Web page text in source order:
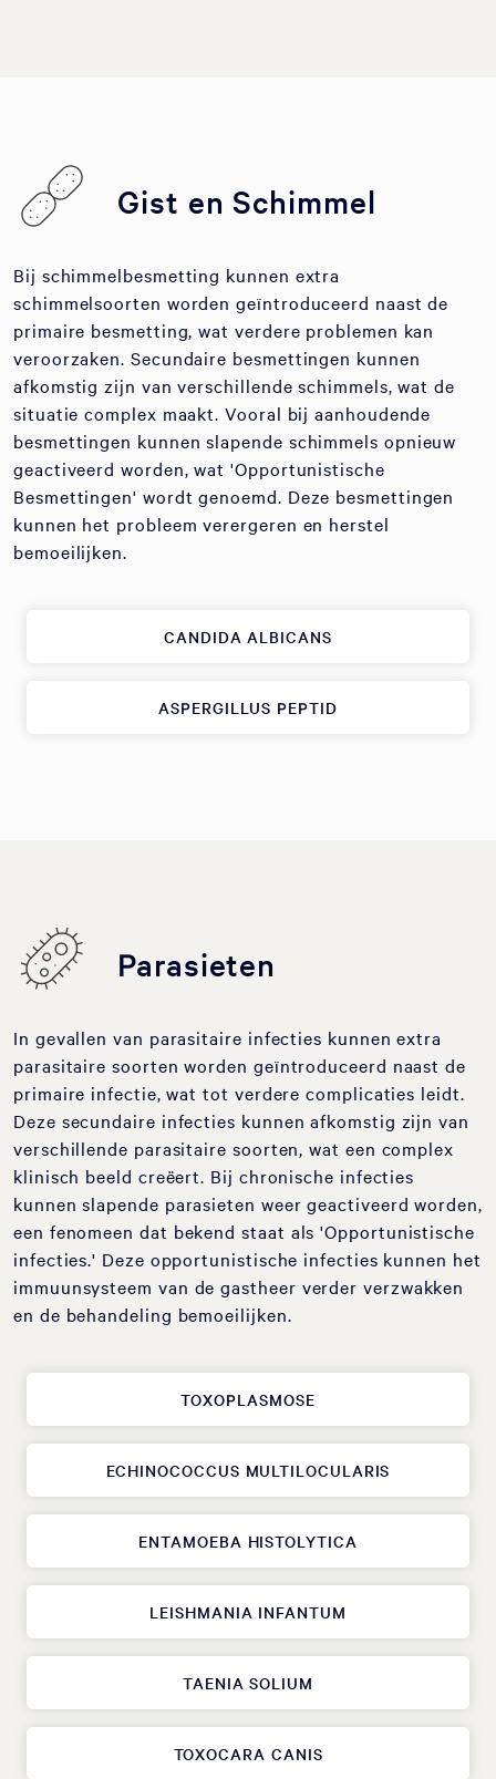
Gist en Schimmel
Bij schimmelbesmetting kunnen extra
schimmelsoorten worden geïntroduceerd naast de
primaire besmetting, wat verdere problemen kan
veroorzaken. Secundaire besmettingen kunnen
afkomstig zijn van verschillende schimmels, wat de
situatie complex maakt. Vooral bij aanhoudende
besmettingen kunnen slapende schimmels opnieuw
geactiveerd worden, wat 'Opportunistische
Besmettingen' wordt genoemd. Deze besmettingen
kunnen het probleem verergeren en herstel
bemoeilijken.
CANDIDA ALBICANS
ASPERGILLUS PEPTID
Parasieten
In gevallen van parasitaire infecties kunnen extra
parasitaire soorten worden geïntroduceerd naast de
primaire infectie, wat tot verdere complicaties leidt.
Deze secundaire infecties kunnen afkomstig zijn van
verschillende parasitaire soorten, wat een complex
klinisch beeld creëert. Bij chronische infecties
kunnen slapende parasieten weer geactiveerd worden,
een fenomeen dat bekend staat als 'Opportunistische
infecties.' Deze opportunistische infecties kunnen het
immuunsysteem van de gastheer verder verzwakken
en de behandeling bemoeilijken.
TOXOPLASMOSE
ECHINOCOCCUS MULTILOCULARIS
ENTAMOEBA HISTOLYTICA
LEISHMANIA INFANTUM
TAENIA SOLIUM
TOXOCARA CANIS